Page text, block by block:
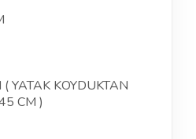
YATAK KOYDUKTAN
CM )